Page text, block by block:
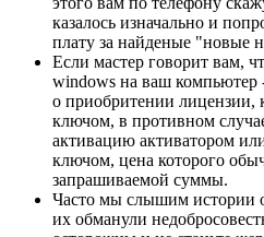
казалось изначально и
плату за найденые "новые
Если мастер говорит вам,
windows на ваш компьютер
о приобритении лицензии,
ключом, в противном
активацию активатором
ключом, цена которого
запрашиваемой суммы.
Часто мы слышим истории
их обманули